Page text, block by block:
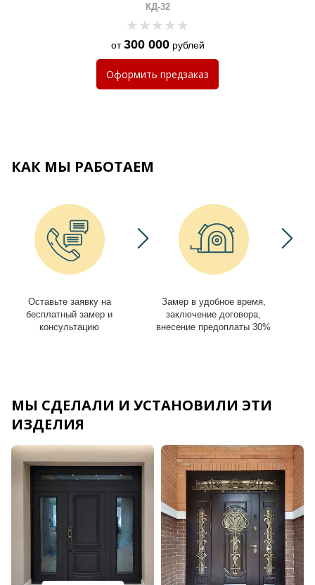
КД-32
от300 000рублей
Оформить предзаказ
КАК МЫ РАБОТАЕМ
Оставьте заявку на
бесплатный замер и
консультацию
Замер в удобное время,
заключение договора,
внесение предоплаты 30%
МЫ СДЕЛАЛИ И УСТАНОВИЛИ ЭТИ
ИЗДЕЛИЯ